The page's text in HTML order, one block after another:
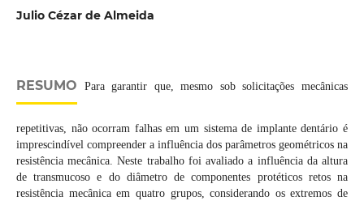
Julio Cézar de Almeida
RESUMO Para garantir que, mesmo sob solicitações mecânicas
repetitivas, não ocorram falhas em um sistema de implante dentário é
imprescindível compreender a influência dos parâmetros geométricos na
resistência mecânica. Neste trabalho foi avaliado a influência da altura
de transmucoso e do diâmetro de componentes protéticos retos na
resistência mecânica em quatro grupos, considerando os extremos de